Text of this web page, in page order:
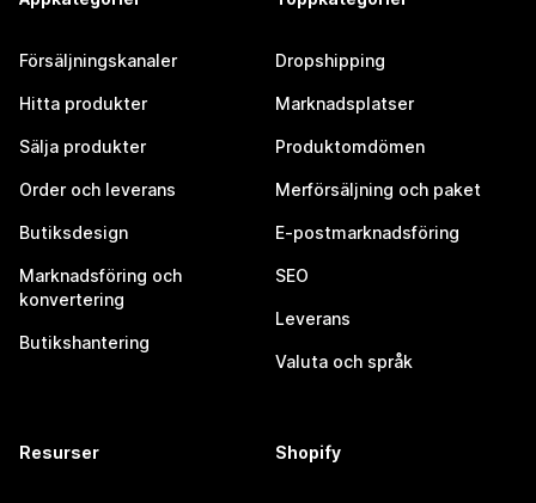
Försäljningskanaler
Hitta produkter
Sälja produkter
Order och leverans
Butiksdesign
Marknadsföring och
konvertering
Butikshantering
Dropshipping
Marknadsplatser
Produktomdömen
Merförsäljning och paket
E-postmarknadsföring
SEO
Leverans
Valuta och språk
Resurser Shopify